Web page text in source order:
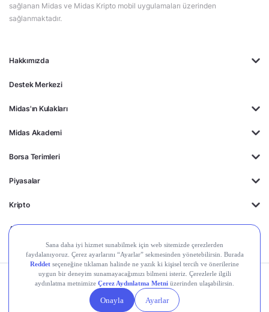
Hakkımızda
Destek Merkezi
Midas'ın Kulakları
Midas Akademi
Borsa Terimleri
Piyasalar
Kripto
Ayrıcalıklar
sağlanan Midas ve Midas Kripto mobil uygulamaları üzerinden
sağlanmaktadır.
Kişisel Verilerin
Gizlilik
Yasal
Duyurular
Çerez